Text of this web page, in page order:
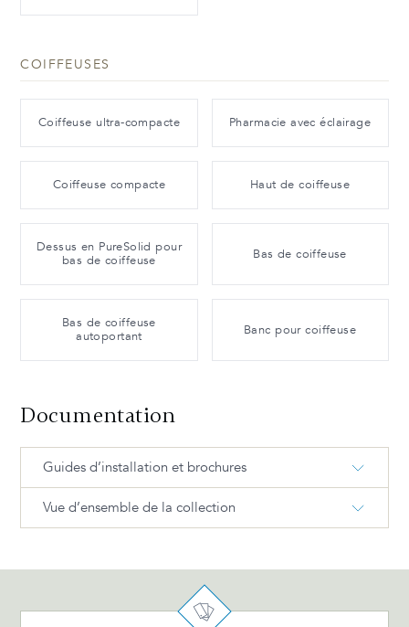
COIFFEUSES
Coiffeuse ultra-compacte Pharmacie avec éclairage
Coiffeuse compacte Haut de coiffeuse
Dessus en PureSolid pour
bas de coiffeuse
Bas de coiffeuse
Bas de coiffeuse
autoportant
Banc pour coiffeuse
Documentation
Guides d’installation et brochures
DUO Guide d'installation BIL
DUO Catalogue FR
Vue d’ensemble de la collection
DUO Produits et dimensions